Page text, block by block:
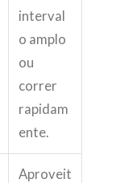
interval
o amplo
ou
correr
rapidam
ente.
Aproveit